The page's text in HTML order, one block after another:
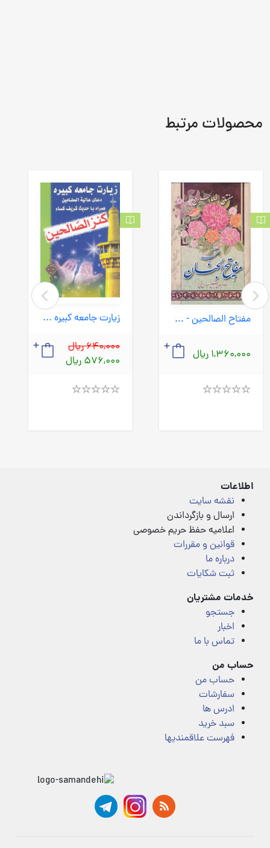
محصولات مرتبط
زیارت جامعه کبیره - کنزالصالحین (آیین دانش) 1/8 شومیز
640,000 ریال
576,000 ریال
مفتاح الصالحین - منتخب مفاتیح الجنان (آیین دانش) 1/16 سلفون
1,360,000 ریال
اطلاعات
نقشه سایت
ارسال و بازگرداندن
اعلامیه حفظ حریم خصوصی
قوانین و مقررات
درباره ما
ثبت شکایات
خدمات مشتریان
جستجو
اخبار
تماس با ما
حساب من
حساب من
سفارشات
ادرس ها
سبد خرید
فهرست علاقمندیها